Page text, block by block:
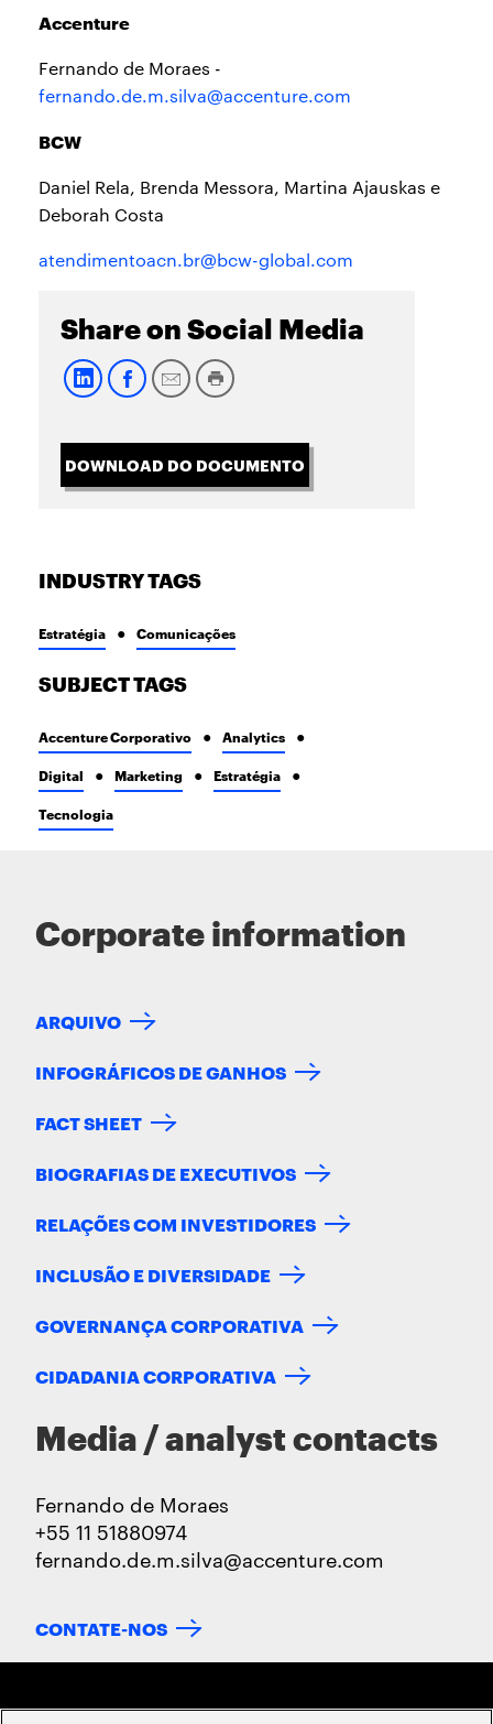
Accenture
Fernando de Moraes -
fernando.de.m.silva@accenture.com
BCW
Daniel Rela, Brenda Messora, Martina Ajauskas e
Deborah Costa
atendimentoacn.br@bcw-global.com
Share on Social Media
DOWNLOAD DO DOCUMENTO
INDUSTRY TAGS
Estratégia Comunicações
SUBJECT TAGS
Accenture Corporativo Analytics
Digital Marketing Estratégia
Tecnologia
Corporate information
ARQUIVO
INFOGRÁFICOS DE GANHOS
FACT SHEET
BIOGRAFIAS DE EXECUTIVOS
RELAÇÕES COM INVESTIDORES
INCLUSÃO E DIVERSIDADE
GOVERNANÇA CORPORATIVA
CIDADANIA CORPORATIVA
Media / analyst contacts
Fernando de Moraes
+55 11 51880974
fernando.de.m.silva@accenture.com
CONTATE-NOS